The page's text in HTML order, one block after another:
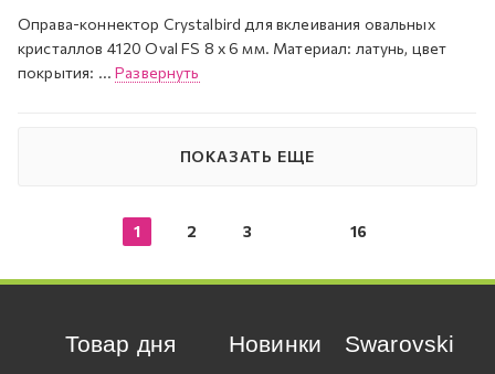
Оправа-коннектор Crystalbird для вклеивания овальных
кристаллов 4120 Oval FS 8 х 6 мм. Материал: латунь, цвет
покрытия: ...Развернуть
ПОКАЗАТЬ ЕЩЕ
1 2 3 16
Товар дня Новинки
Swarovski